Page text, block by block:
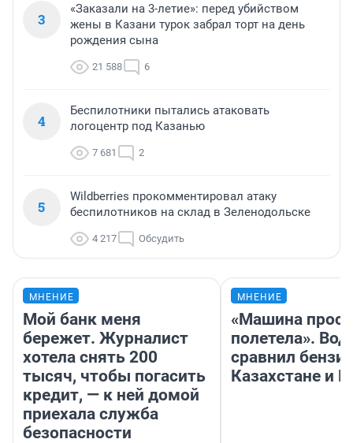
3
«Заказали на 3-летие»: перед убийством
жены в Казани турок забрал торт на день
рождения сына
21 588 6
4
Беспилотники пытались атаковать
логоцентр под Казанью
7 681 2
5
Wildberries прокомментировал атаку
беспилотников на склад в Зеленодольске
4 217 Обсудить
МНЕНИЕ
Мой банк меня
бережет. Журналист
хотела снять 200
тысяч, чтобы погасить
кредит, — к ней домой
приехала служба
безопасности
МНЕНИЕ
«Машина
полетела».
сравнил
Казахстане и